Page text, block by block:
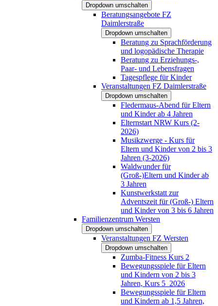
Dropdown umschalten
Beratungsangebote FZ
Daimlerstraße
Dropdown umschalten
Beratung zu Sprachförderung
und logopädische Therapie
Beratung zu Erziehungs-,
Paar- und Lebensfragen
Tagespflege für Kinder
Veranstaltungen FZ Daimlerstraße
Dropdown umschalten
Fledermaus-Abend für Eltern
und Kinder ab 4 Jahren
Elternstart NRW Kurs (2-
2026)
Musikzwerge - Kurs für
Eltern und Kinder von 2 bis 3
Jahren (3-2026)
Waldwunder für
(Groß-)Eltern und Kinder ab
3 Jahren
Kunstwerkstatt zur
Adventszeit für (Groß-) Eltern
und Kinder von 3 bis 6 Jahren
Familienzentrum Wersten
Dropdown umschalten
Veranstaltungen FZ Wersten
Dropdown umschalten
Zumba-Fitness Kurs 2
Bewegungsspiele für Eltern
und Kindern von 2 bis 3
Jahren, Kurs 5_2026
Bewegungsspiele für Eltern
und Kindern ab 1,5 Jahren,